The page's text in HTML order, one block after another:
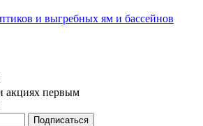
и выгребных ям и бассейнов
акциях первым